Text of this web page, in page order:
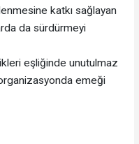
katkı sağlayan
da sürdürmeyi
eşliğinde unutulmaz
emeği